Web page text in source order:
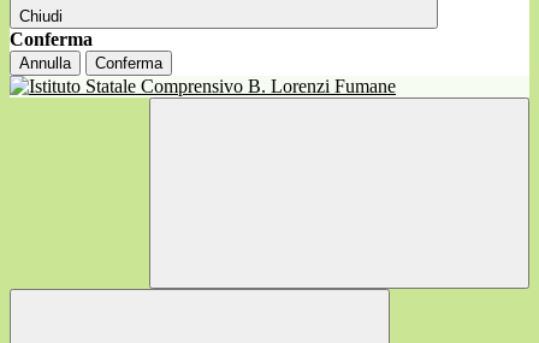
Chiudi
Conferma
Annulla Conferma